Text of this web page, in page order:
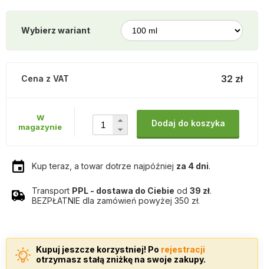
Wybierz wariant
32 zł
Cena z VAT
W
magazynie
Dodaj do koszyka
Kup teraz, a towar dotrze najpóźniej za 4 dni.
Transport PPL - dostawa do Ciebie od 39 zł.
BEZPŁATNIE dla zamówień powyżej 350 zł.
Kupuj jeszcze korzystniej! Po rejestracji
otrzymasz stałą zniżkę na swoje zakupy.